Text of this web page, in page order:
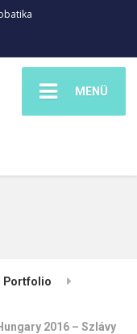
MENÜ
Portfolio
2016 – Szlávy